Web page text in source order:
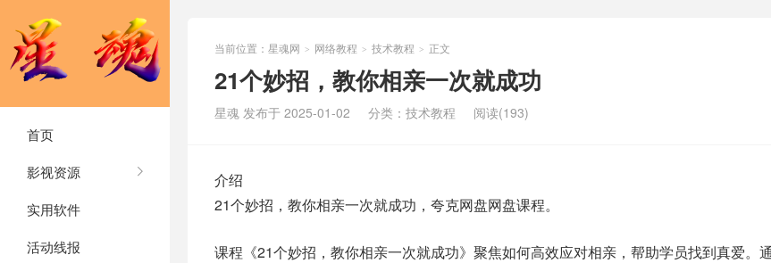
首页
影视资源
实用软件
活动线报
当前位置： 星魂网 > 网络教程 > 技术教程 > 正文
21个妙招，教你相亲一次就成功
星魂 发布于 2025-01-02 分类： 技术教程 阅读(193)
介绍
21个妙招，教你相亲一次就成功，夸克网盘网盘课程。
课程《21个妙招，教你相亲一次就成功》聚焦如何高效应对相亲，帮助学员找到真爱。